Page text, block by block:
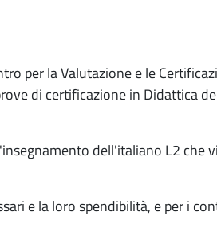
per la Valutazione e le
di certificazione in Didattica
dell'italiano L2 che
e la loro spendibilità, e per i